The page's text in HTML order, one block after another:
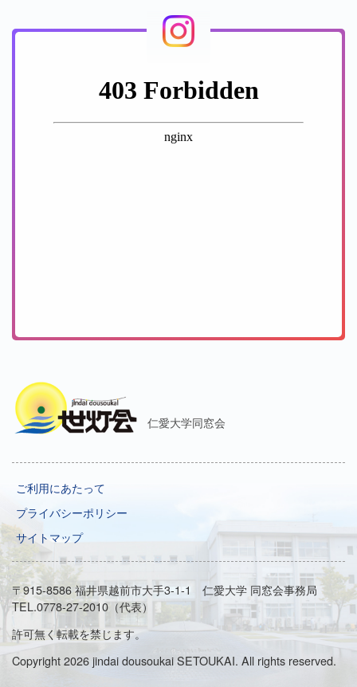
仁愛大学同窓会
ご利用にあたって
プライバシーポリシー
サイトマップ
〒915-8586 福井県越前市大手3-1-1 仁愛大学 同窓会事務局
TEL.0778-27-2010（代表）
許可無く転載を禁じます。
Copyright 2026 jindai dousoukai SETOUKAI. All rights reserved.